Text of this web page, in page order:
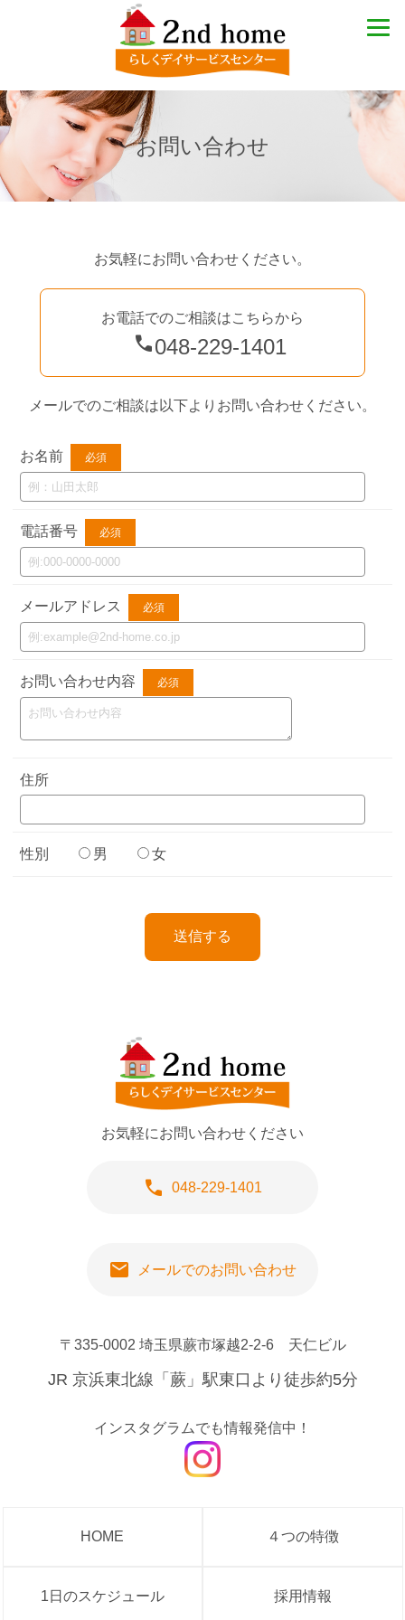
お問い合わせ
お気軽にお問い合わせください。
お電話でのご相談はこちらから
call048-229-1401
メールでのご相談は以下よりお問い合わせください。
お名前 必須
電話番号 必須
メールアドレス 必須
お問い合わせ内容 必須
住所
性別 男 女
送信する
お気軽にお問い合わせください
call 048-229-1401
mail メールでのお問い合わせ
〒335-0002 埼玉県蕨市塚越2-2-6 天仁ビル
JR 京浜東北線「蕨」駅東口より徒歩約5分
インスタグラムでも情報発信中！
HOME ４つの特徴
1日のスケジュール 採用情報